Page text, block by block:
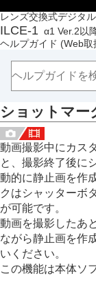
レンズ交換式デジタ
ILCE-1 α1 Ver.2以
ヘルプガイド (Web取
トップページ
ヘルプガイドの使い
本体と付属品を確認
本機の基本操作
準備/基本的な撮影
MENU一覧から機能を
撮影機能を活用する
この章の
撮影モー
フォーカ
顔/瞳AF
フォーカス
露出/測光
ISO感度を
ホワイト
ショットマー
動画撮影中にカス
と、撮影終了後に
動的に静止画を作
クはシャッターボ
が可能です。
動画を撮影したあ
ながら静止画を作
いください。
この機能は本体ソ